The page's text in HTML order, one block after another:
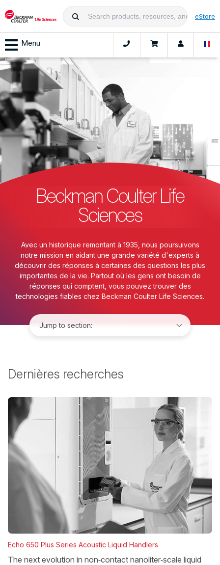
eStore
Menu
Beckman Coulter Life
Sciences
Avec un historique remontant à 1935, nous poursuivons
notre mission en aidant une grande variété d'experts à
découvrir des réponses à certaines des questions les plus
importantes de la vie. Partout où les gens ont besoin de
réponses qui comptent, vous pouvez trouver des
technologies fiables chez Beckman Coulter Life Sciences.
Dernières recherches
Echo 650 Plus Series Acoustic Liquid Handlers
The next evolution in non‑contact nanoliter‑scale liquid